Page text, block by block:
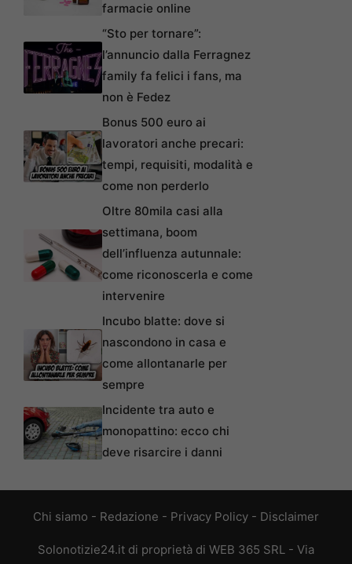
farmacie online
“Sto per tornare”:
l’annuncio dalla Ferragnez
family fa felici i fans, ma
non è Fedez
Bonus 500 euro ai
lavoratori anche precari:
tempi, requisiti, modalità e
come non perderlo
Oltre 80mila casi alla
settimana, boom
dell’influenza autunnale:
come riconoscerla e come
intervenire
Incubo blatte: dove si
nascondono in casa e
come allontanarle per
sempre
Incidente tra auto e
monopattino: ecco chi
deve risarcire i danni
Chi siamo - Redazione - Privacy Policy - Disclaimer
Solonotizie24.it di proprietà di WEB 365 SRL - Via